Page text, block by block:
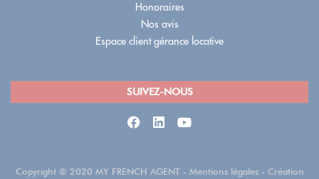
Honoraires
Nos avis
Espace client gérance locative
SUIVEZ-NOUS
Copyright © 2020 MY FRENCH AGENT - Mentions légales - Création